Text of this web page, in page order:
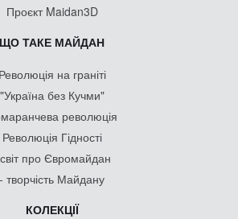
Проєкт Maidan3D
ЩО ТАКЕ МАЙДАН
Революція на граніті
"Україна без Кучми"
революція
Революція Гідності
про Євромайдан
- творчість Майдану
КОЛЕКЦІЇ